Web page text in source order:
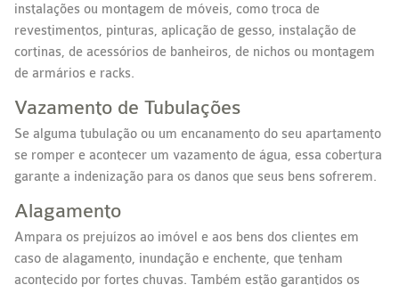
instalações ou montagem de móveis, como troca de
revestimentos, pinturas, aplicação de gesso, instalação de
cortinas, de acessórios de banheiros, de nichos ou montagem
de armários e racks.
Vazamento de Tubulações
Se alguma tubulação ou um encanamento do seu apartamento
se romper e acontecer um vazamento de água, essa cobertura
garante a indenização para os danos que seus bens sofrerem.
Alagamento
Ampara os prejuízos ao imóvel e aos bens dos clientes em
caso de alagamento, inundação e enchente, que tenham
acontecido por fortes chuvas. Também estão garantidos os